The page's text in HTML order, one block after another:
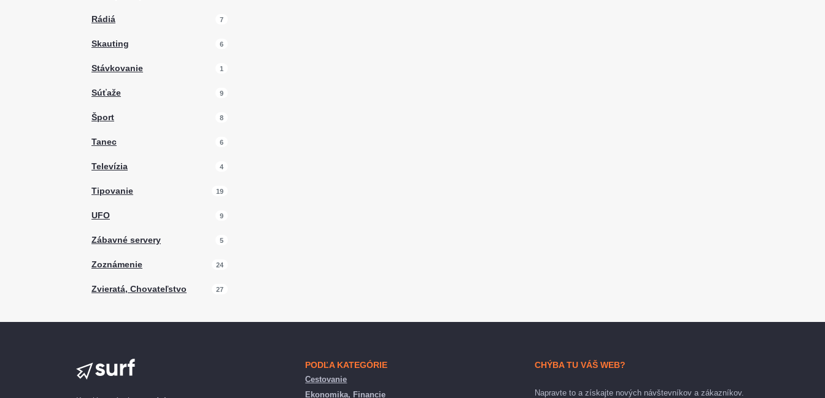
Rádiá 7
Skauting 6
Stávkovanie 1
Súťaže 9
Šport 8
Tanec 6
Televízia 4
Tipovanie 19
UFO 9
Zábavné servery 5
Zoznámenie 24
Zvieratá, Chovateľstvo 27
PODĽA KATEGÓRIE
Cestovanie
Ekonomika, Financie
CHÝBA TU VÁŠ WEB?
Napravte to a získajte nových návštevníkov a zákazníkov.